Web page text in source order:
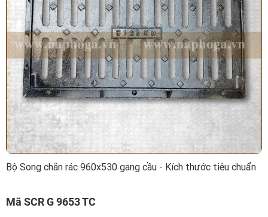
Bộ Song chắn rác 960x530 gang cầu - Kích thước tiêu chuẩn
Mã SCR G 9653 TC